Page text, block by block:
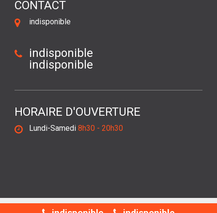
CONTACT
indisponible
indisponible
indisponible
HORAIRE D'OUVERTURE
Lundi-Samedi 8h30 - 20h30
©2018 Tout droit réservé -Mentions légales